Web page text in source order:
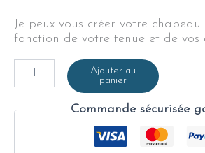
Je peux vous créer votre chapeau
fonction de votre tenue et de vos
Ajouter au
panier
Commande sécurisée